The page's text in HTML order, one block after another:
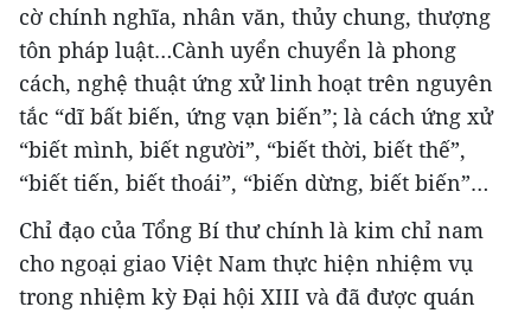
cờ chính nghĩa, nhân văn, thủy chung, thượng
tôn pháp luật…Cành uyển chuyển là phong
cách, nghệ thuật ứng xử linh hoạt trên nguyên
tắc “dĩ bất biến, ứng vạn biến”; là cách ứng xử
“biết mình, biết người”, “biết thời, biết thế”,
“biết tiến, biết thoái”, “biến dừng, biết biến”…
Chỉ đạo của Tổng Bí thư chính là kim chỉ nam
cho ngoại giao Việt Nam thực hiện nhiệm vụ
trong nhiệm kỳ Đại hội XIII và đã được quán